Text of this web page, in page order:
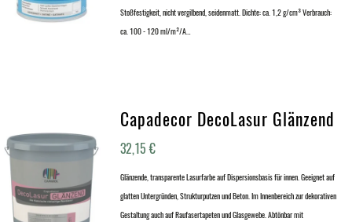
Stoßfestigkeit, nicht vergilbend, seidenmatt. Dichte: ca. 1,2 g/cm³ Verbrauch:
ca. 100 - 120 ml/m²/A…
Capadecor DecoLasur Glänzend
32,15€
Glänzende, transparente Lasurfarbe auf Dispersionsbasis für innen. Geeignet auf
glatten Untergründen, Strukturputzen und Beton. Im Innenbereich zur dekorativen
Gestaltung auch auf Raufasertapeten und Glasgewebe. Abtönbar mit